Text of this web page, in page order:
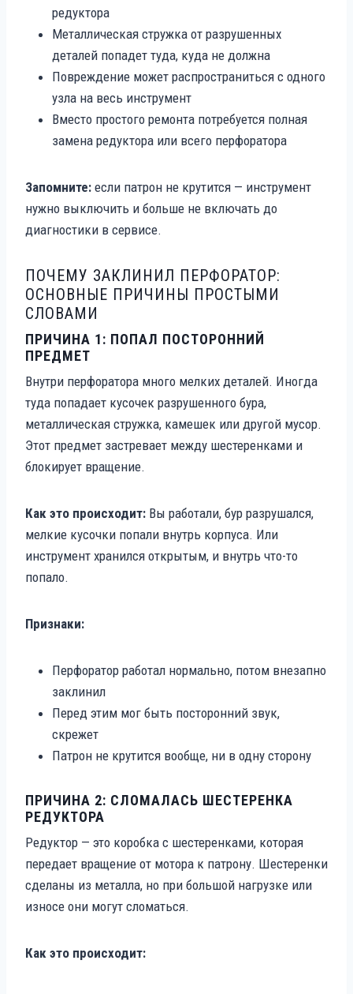
редуктора
Металлическая стружка от разрушенных
деталей попадет туда, куда не должна
Повреждение может распространиться с одного
узла на весь инструмент
Вместо простого ремонта потребуется полная
замена редуктора или всего перфоратора
Запомните: если патрон не крутится — инструмент
нужно выключить и больше не включать до
диагностики в сервисе.
ПОЧЕМУ ЗАКЛИНИЛ ПЕРФОРАТОР:
ОСНОВНЫЕ ПРИЧИНЫ ПРОСТЫМИ
СЛОВАМИ
ПРИЧИНА 1: ПОПАЛ ПОСТОРОННИЙ
ПРЕДМЕТ
Внутри перфоратора много мелких деталей. Иногда
туда попадает кусочек разрушенного бура,
металлическая стружка, камешек или другой мусор.
Этот предмет застревает между шестеренками и
блокирует вращение.
Как это происходит: Вы работали, бур разрушался,
мелкие кусочки попали внутрь корпуса. Или
инструмент хранился открытым, и внутрь что-то
попало.
Признаки:
Перфоратор работал нормально, потом внезапно
заклинил
Перед этим мог быть посторонний звук,
скрежет
Патрон не крутится вообще, ни в одну сторону
ПРИЧИНА 2: СЛОМАЛАСЬ ШЕСТЕРЕНКА
РЕДУКТОРА
Редуктор — это коробка с шестеренками, которая
передает вращение от мотора к патрону. Шестеренки
сделаны из металла, но при большой нагрузке или
износе они могут сломаться.
Как это происходит: